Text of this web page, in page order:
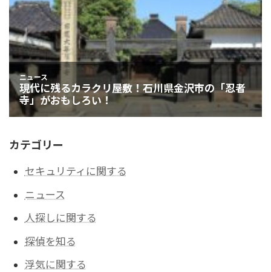
カテゴリー
セキュリティに関する
ニュース
人探しに関する
探偵を知る
浮気に関する